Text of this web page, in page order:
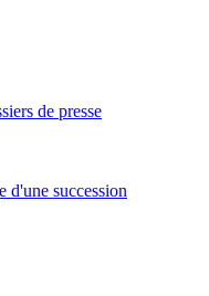
de presse
d'une succession